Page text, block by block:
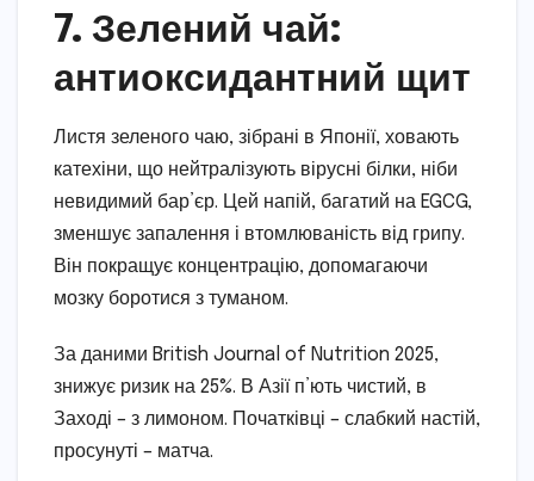
7. Зелений чай:
антиоксидантний щит
Листя зеленого чаю, зібрані в Японії, ховають
катехіни, що нейтралізують вірусні білки, ніби
невидимий бар’єр. Цей напій, багатий на EGCG,
зменшує запалення і втомлюваність від грипу.
Він покращує концентрацію, допомагаючи
мозку боротися з туманом.
За даними British Journal of Nutrition 2025,
знижує ризик на 25%. В Азії п’ють чистий, в
Заході – з лимоном. Початківці – слабкий настій,
просунуті – матча.